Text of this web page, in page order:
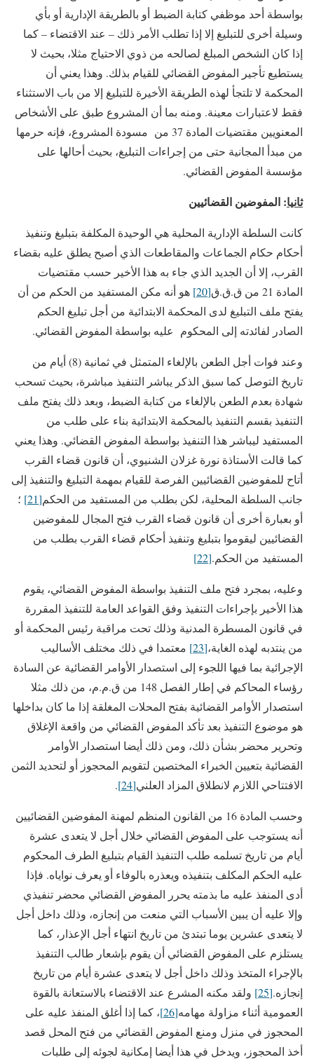
بواسطة أحد موظفي كتابة الضبط أو بالطريقة الإدارية أو بأي
وسيلة أخرى للتبليغ إلا إذا تطلب الأمر ذلك – عند الاقتضاء – كما
إذا كان الشخص المبلغ لصالحه من ذوي الاحتياج مثلا، بحيث لا
يستطيع تأجير المفوض القضائي للقيام بذلك. وهذا يعني أن
المحكمة لا تلتجأ لهذه الطريقة الأخيرة للتبليغ إلا من باب الاستثناء
فقط لاعتبارات معينة. ومنه بما أن المشروع طبق على الأشخاص
المعنويين مقتضيات المادة 37 من مسودة المشروع، فإنه حرمها
من مبدأ المجانية حتى من إجراءات التبليغ، بحيث أحالها على
مؤسسة المفوض القضائي.
ثانيا: المفوضين القضائيين
كانت السلطة الإدارية المحلية هي الوحيدة المكلفة بتبليغ وتنفيذ
أحكام حكام الجماعات والمقاطعات الذي أصبح يطلق عليه بقضاء
القرب، إلا أن الجديد الذي جاء به هذا الأخير حسب مقتضيات
المادة 21 من ق.ق.ق
[20]
هو أنه مكن المستفيد من الحكم من أن
يفتح ملف التبليغ لدى المحكمة الابتدائية من أجل تبليغ الحكم
الصادر لفائدته إلى المحكوم عليه بواسطة المفوض القضائي.
وعند فوات أجل الطعن بالإلغاء المتمثل في ثمانية (8) أيام من
تاريخ التوصل كما سبق الذكر يباشر التنفيذ مباشرة، بحيث تسحب
شهادة بعدم الطعن بالإلغاء من كتابة الضبط، وبعد ذلك يفتح ملف
التنفيذ بقسم التنفيذ بالمحكمة الابتدائية بناء على طلب من
المستفيد ليباشر هذا التنفيذ بواسطة المفوض القضائي. وهذا يعني
كما قالت الأستاذة نورة غزلان الشنيوي، أن قانون قضاء القرب
أتاح للمفوضين القضائيين الفرصة للقيام بمهمة التبليغ والتنفيذ إلى
جانب السلطة المحلية، لكن بطلب من المستفيد من الحكم[21]
؛
أو بعبارة أخرى أن قانون قضاء القرب فتح المجال للمفوضين
القضائيين ليقوموا بتبليغ وتنفيذ أحكام قضاء القرب بطلب من
المستفيد من الحكم.[22]
وعليه، بمجرد فتح ملف التنفيذ بواسطة المفوض القضائي، يقوم
هذا الأخير بإجراءات التنفيذ وفق القواعد العامة للتنفيذ المقررة
في قانون المسطرة المدنية وذلك تحت مراقبة رئيس المحكمة أو
من ينتدبه لهذه الغاية،[23]
معتمدا في ذلك مختلف الأساليب
الإجرائية بما فيها اللجوء إلى استصدار الأوامر القضائية عن السادة
رؤساء المحاكم في إطار الفصل 148 من ق.م.م، من ذلك مثلا
استصدار الأوامر القضائية بفتح المحلات المغلقة إذا ما كان بداخلها
هو موضوع التنفيذ بعد تأكد المفوض القضائي من واقعة الإغلاق
وتحرير محضر بشأن ذلك، ومن ذلك أيضا استصدار الأوامر
القضائية بتعيين الخبراء المختصين لتقويم المحجوز أو لتحديد الثمن
الافتتاحي اللازم لانطلاق المزاد العلني[24]
.
وحسب المادة 16 من القانون المنظم لمهنة المفوضين القضائيين
أنه يستوجب على المفوض القضائي خلال أجل لا يتعدى عشرة
أيام من تاريخ تسلمه طلب التنفيذ القيام بتبليغ الطرف المحكوم
عليه الحكم المكلف بتنفيذه ويعذره بالوفاء أو يعرف نواياه. فإذا
أدى المنفذ عليه ما بذمته يحرر المفوض القضائي محضر تنفيذي
وإلا عليه أن يبين الأسباب التي منعت من إنجازه، وذلك داخل أجل
لا يتعدى عشرين يوما تبتدئ من تاريخ انتهاء أجل الإعذار، كما
يستلزم على المفوض القضائي أن يقوم بإشعار طالب التنفيذ
بالإجراء المتخذ وذلك داخل أجل لا يتعدى عشرة أيام من تاريخ
إنجازه.[25]
ولقد مكنه المشرع عند الاقتضاء بالاستعانة بالقوة
العمومية أثناء مزاولة مهامه[26]
، كما إذا أغلق المنفذ عليه على
المحجوز في منزل ومنع المفوض القضائي من فتح المحل قصد
أخذ المحجوز، ويدخل في هذا أيضا إمكانية لجوئه إلى طلبات